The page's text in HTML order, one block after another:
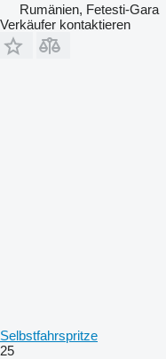
Rumänien, Fetesti-Gara
Verkäufer kontaktieren
Selbstfahrspritze
25